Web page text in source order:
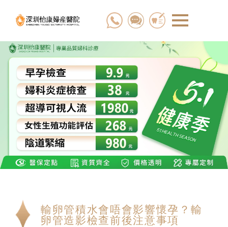
輸卵管積水會唔會影響懷孕？輸
卵管造影檢查前後注意事項